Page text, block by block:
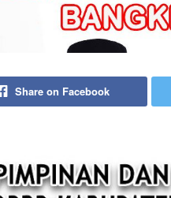
Share on Facebook